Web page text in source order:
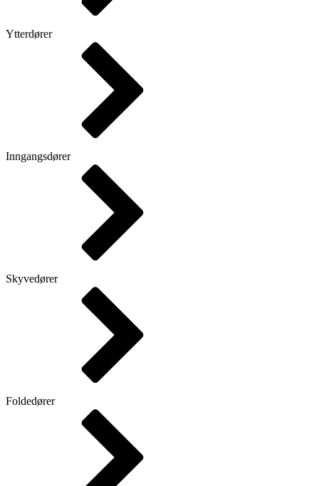
Ytterdører
Inngangsdører
Skyvedører
Foldedører